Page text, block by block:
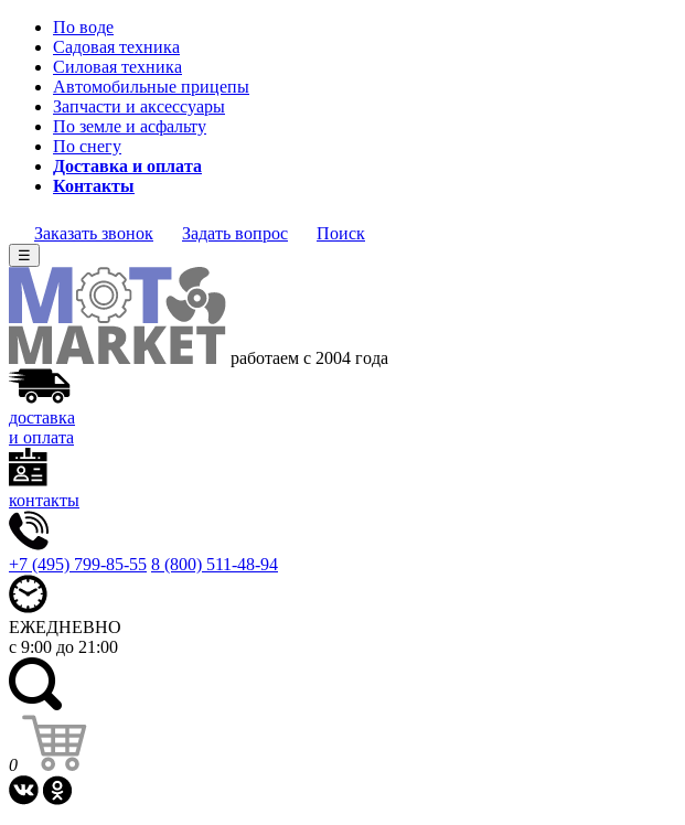
По воде
Садовая техника
Силовая техника
Автомобильные прицепы
Запчасти и аксессуары
По земле и асфальту
По снегу
Доставка и оплата
Контакты
Заказать звонок Задать вопрос Поиск
☰
работаем с 2004 года
доставка
и оплата
контакты
+7 (495) 799-85-55 8 (800) 511-48-94
ЕЖЕДНЕВНО
с 9:00 до 21:00
0